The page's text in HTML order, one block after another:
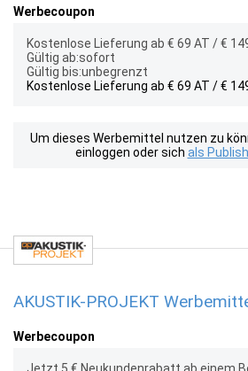
Werbecoupon
Kostenlose Lieferung ab € 69 AT / €
Gültig ab:sofort
Gültig bis:unbegrenzt
Kostenlose Lieferung ab € 69 AT / €
Um dieses Werbemittel nutzen zu
einloggen oder sich als
AKUSTIK-PROJEKT
Werbecoupon